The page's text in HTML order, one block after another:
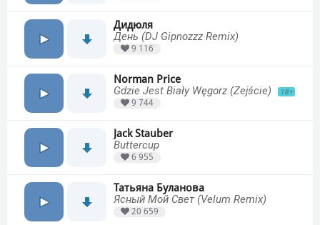
Дидюля
День (DJ Gipnozzz Remix)
9 116
Norman Price
Gdzie Jest Biały Węgorz (Zejście)
18+
9 744
Jack Stauber
Buttercup
6 955
Татьяна Буланова
Ясный Мой Свет (Velum Remix)
20 659